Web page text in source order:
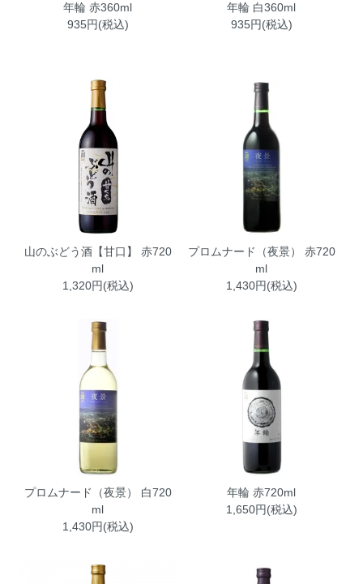
年輪 赤360ml
935円(税込)
年輪 白360ml
935円(税込)
山のぶどう酒【甘口】 赤720
ml
1,320円(税込)
プロムナード（夜景） 赤720
ml
1,430円(税込)
プロムナード（夜景） 白720
ml
1,430円(税込)
年輪 赤720ml
1,650円(税込)